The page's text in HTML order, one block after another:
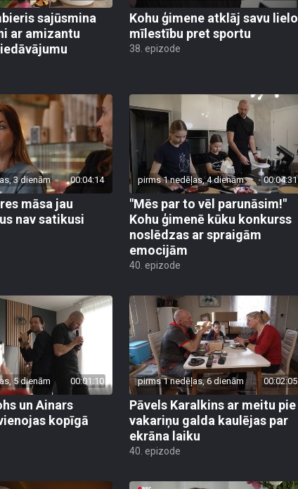
sajūsmina
ar amizantu
Kohu ģimene atklāj savu lielo
mīlestību pret sportu
38. epizode
3 dienām 00:04:14
māsa jau
nav satikusi
pirms 1 nedēļas, 4 dienām 00:04:31
"Mēs par to vēl parunāsim!"
Kohu ģimenē kūku konkurss
noslēdzas ar spraigām
emocijām
40. epizode
5 dienām 00:01:10
un Ainars
kopīgā
pirms 1 nedēļas, 6 dienām 00:02:05
Pāvels Karalkins ar meitu pie
vakariņu galda kaulējas par
ekrāna laiku
40. epizode